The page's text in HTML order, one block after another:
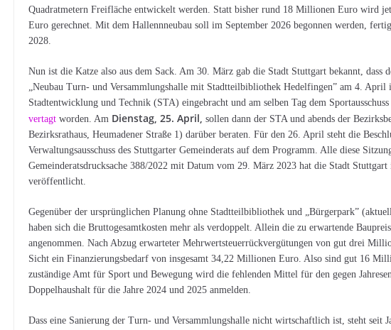
Quadratmetern Freifläche entwickelt werden. Statt bisher rund 18 Millionen Euro wird
Euro gerechnet. Mit dem Hallennneubau soll im September 2026 begonnen werden,
2028.
Nun ist die Katze also aus dem Sack. Am 30. März gab die Stadt Stuttgart bekannt, dass
„Neubau Turn- und Versammlungshalle mit Stadtteilbibliothek Hedelfingen” am 4. April
Stadtentwicklung und Technik (STA) eingebracht und am selben Tag dem
vertagt worden. Am Dienstag, 25. April, sollen dann der STA und abends der
Bezirksrathaus, Heumadener Straße 1) darüber beraten. Für den 26. April steht die
Verwaltungsausschuss des Stuttgarter Gemeinderats auf dem Programm. Alle diese
Gemeinderatsdrucksache 388/2022 mit Datum vom 29. März 2023 hat die Stadt
veröffentlicht.
Gegenüber der ursprünglichen Planung ohne Stadtteilbibliothek und „Bürgerpark”
haben sich die Bruttogesamtkosten mehr als verdoppelt. Allein die zu erwartende
angenommen. Nach Abzug erwarteter Mehrwertsteuerrückvergütungen von gut drei
Sicht ein Finanzierungsbedarf von insgesamt 34,22 Millionen Euro. Also sind gut 16
zuständige Amt für Sport und Bewegung wird die fehlenden Mittel für den gegen
Doppelhaushalt für die Jahre 2024 und 2025 anmelden.
Dass eine Sanierung der Turn- und Versammlungshalle nicht wirtschaftlich ist, steht seit